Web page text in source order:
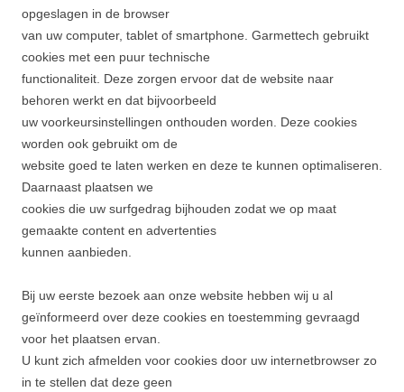
opgeslagen in de browser
van uw computer, tablet of smartphone. Garmettech gebruikt
cookies met een puur technische
functionaliteit. Deze zorgen ervoor dat de website naar
behoren werkt en dat bijvoorbeeld
uw voorkeursinstellingen onthouden worden. Deze cookies
worden ook gebruikt om de
website goed te laten werken en deze te kunnen optimaliseren.
Daarnaast plaatsen we
cookies die uw surfgedrag bijhouden zodat we op maat
gemaakte content en advertenties
kunnen aanbieden.
Bij uw eerste bezoek aan onze website hebben wij u al
geïnformeerd over deze cookies en toestemming gevraagd
voor het plaatsen ervan.
U kunt zich afmelden voor cookies door uw internetbrowser zo
in te stellen dat deze geen